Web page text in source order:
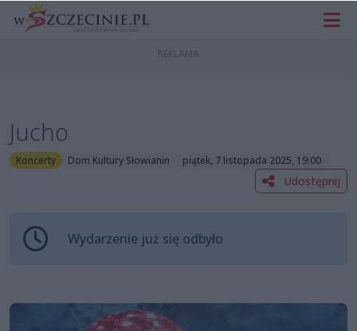
Jucho
Koncerty Dom Kultury Słowianin piątek, 7 listopada 2025, 19:00
Udostępnij
Wydarzenie już się odbyło